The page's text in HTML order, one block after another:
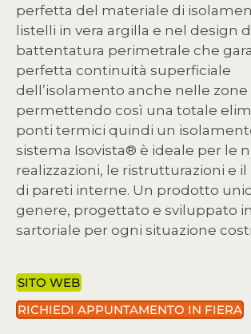
perfetta del materiale di
listelli in vera argilla e nel design
battentatura perimetrale che
perfetta continuità superficiale
dell’isolamento anche nelle
permettendo così una totale
ponti termici quindi un
sistema Isovista® è ideale per le
realizzazioni, le ristrutturazioni e
di pareti interne. Un prodotto
genere, progettato e sviluppato
sartoriale per ogni situazione
SITO WEB
RICHIEDI APPUNTAMENTO IN FIERA